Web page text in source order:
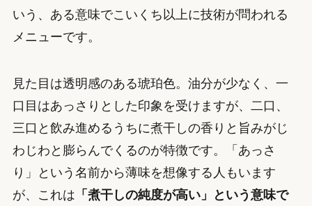
いう、ある意味でこいくち以上に技術が問われる
メニューです。
見た目は透明感のある琥珀色。油分が少なく、一
口目はあっさりとした印象を受けますが、二口、
三口と飲み進めるうちに煮干しの香りと旨みがじ
わじわと膨らんでくるのが特徴です。「あっさ
り」という名前から薄味を想像する人もいます
が、これは 「煮干しの純度が高い」という意味で